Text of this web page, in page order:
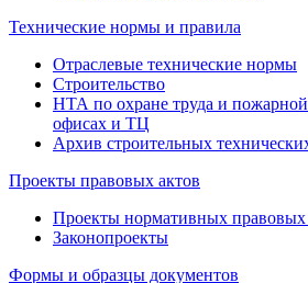
Технические нормы и правила
Отраслевые технические нормы
Строительство
НТА по охране труда и пожарной
офисах и ТЦ
Архив строительных
Проекты правовых актов
Проекты нормативных правовых
Законопроекты
Формы и образцы документов